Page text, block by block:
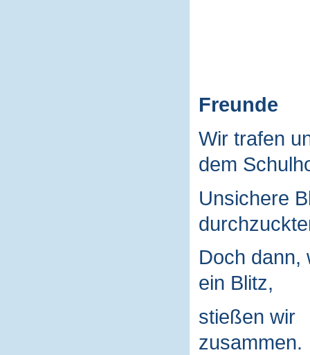
Freunde
Wir trafen
dem
Unsichere
Doch dann,
ein Blitz,
stießen wir
zusammen.